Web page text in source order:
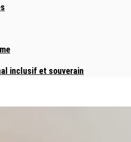
inclusif et souverain